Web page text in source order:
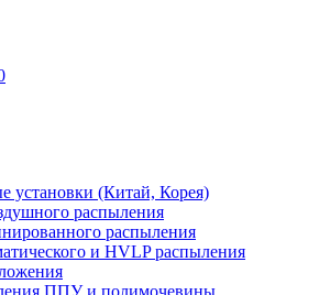
установки (Китай, Корея)
распыления
распыления
и HVLP распыления
ППУ и полимочевины